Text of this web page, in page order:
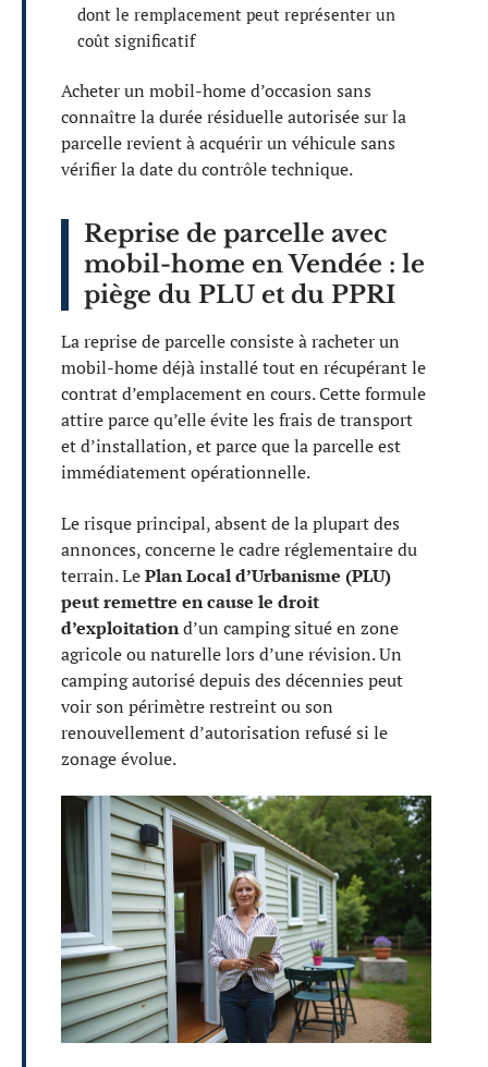
dont le remplacement peut représenter un
coût significatif
Acheter un mobil-home d’occasion sans
connaître la durée résiduelle autorisée sur la
parcelle revient à acquérir un véhicule sans
vérifier la date du contrôle technique.
Reprise de parcelle avec
mobil-home en Vendée : le
piège du PLU et du PPRI
La reprise de parcelle consiste à racheter un
mobil-home déjà installé tout en récupérant le
contrat d’emplacement en cours. Cette formule
attire parce qu’elle évite les frais de transport
et d’installation, et parce que la parcelle est
immédiatement opérationnelle.
Le risque principal, absent de la plupart des
annonces, concerne le cadre réglementaire du
terrain. LePlan Local d’Urbanisme (PLU)
peut remettre en cause le droit
d’exploitationd’un camping situé en zone
agricole ou naturelle lors d’une révision. Un
camping autorisé depuis des décennies peut
voir son périmètre restreint ou son
renouvellement d’autorisation refusé si le
zonage évolue.